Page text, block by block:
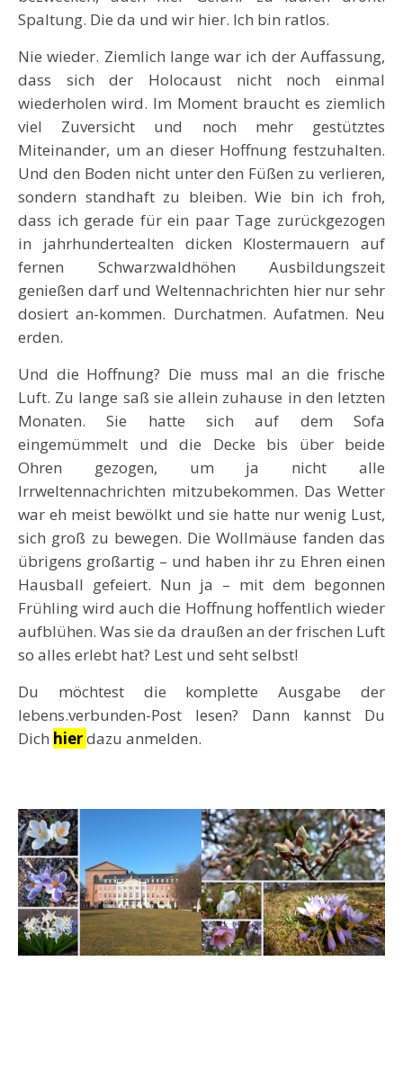
Spaltung. Die da und wir hier. Ich bin ratlos.
Nie wieder. Ziemlich lange war ich der Auffassung,
dass sich der Holocaust nicht noch einmal
wiederholen wird. Im Moment braucht es ziemlich
viel Zuversicht und noch mehr gestütztes
Miteinander, um an dieser Hoffnung festzuhalten.
Und den Boden nicht unter den Füßen zu verlieren,
sondern standhaft zu bleiben. Wie bin ich froh,
dass ich gerade für ein paar Tage zurückgezogen
in jahrhundertealten dicken Klostermauern auf
fernen Schwarzwaldhöhen Ausbildungszeit
genießen darf und Weltennachrichten hier nur sehr
dosiert an-kommen. Durchatmen. Aufatmen. Neu
erden.
Und die Hoffnung? Die muss mal an die frische
Luft. Zu lange saß sie allein zuhause in den letzten
Monaten. Sie hatte sich auf dem Sofa
eingemümmelt und die Decke bis über beide
Ohren gezogen, um ja nicht alle
Irrweltennachrichten mitzubekommen. Das Wetter
war eh meist bewölkt und sie hatte nur wenig Lust,
sich groß zu bewegen. Die Wollmäuse fanden das
übrigens großartig – und haben ihr zu Ehren einen
Hausball gefeiert. Nun ja – mit dem begonnen
Frühling wird auch die Hoffnung hoffentlich wieder
aufblühen. Was sie da draußen an der frischen Luft
so alles erlebt hat? Lest und seht selbst!
Du möchtest die komplette Ausgabe der
lebens.verbunden-Post lesen? Dann kannst Du
Dich hierdazu anmelden.